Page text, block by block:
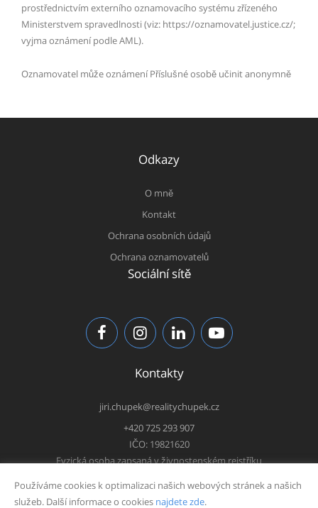
prostřednictvím externího oznamovacího systému zřízeného
Ministerstvem spravedlnosti (viz: https://oznamovatel.justice.cz/;
vyjma oznámení podle AML).
Oznamovatel může oznámení Příslušné osobě učinit anonymně
Odkazy
O mně
Kontakt
Ochrana osobních údajů
Ochrana oznamovatelů
Sociální sítě
Kontakty
jiri.chupek@realitychupek.cz
+420 725 293 907
IČO: 19821620
Fyzická osoba zapsaná v živnostenském rejstříku
Používáme cookies k optimalizaci našich webových stránek a našich
služeb. Další informace o cookies najdete zde.